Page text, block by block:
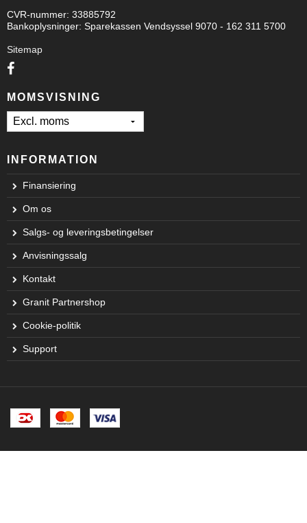
CVR-nummer: 33885792
Bankoplysninger: Sparekassen Vendsyssel 9070 - 162 311 5700
Sitemap
MOMSVISNING
INFORMATION
Finansiering
Om os
Salgs- og leveringsbetingelser
Anvisningssalg
Kontakt
Granit Partnershop
Cookie-politik
Support